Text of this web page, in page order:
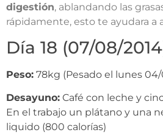
digestión, ablandando las
rápidamente, esto te ayudara a
Día 18 (07/08/
Peso: 78kg (Pesado el lunes 04/
Desayuno: Café con leche y
En el trabajo un plátano y una
liquido (800 calorías)